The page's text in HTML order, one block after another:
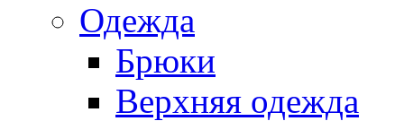
Одежда
Брюки
Верхняя одежда